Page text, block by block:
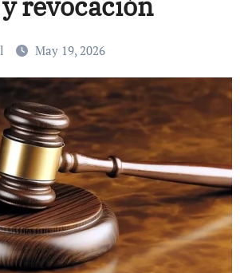
May 19, 2026